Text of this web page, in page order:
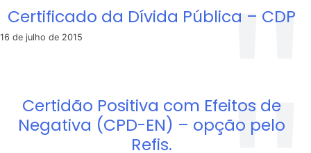
Certificado da Dívida Pública – CDP
16 de julho de 2015
Certidão Positiva com Efeitos de
Negativa (CPD-EN) – opção pelo
Refis.